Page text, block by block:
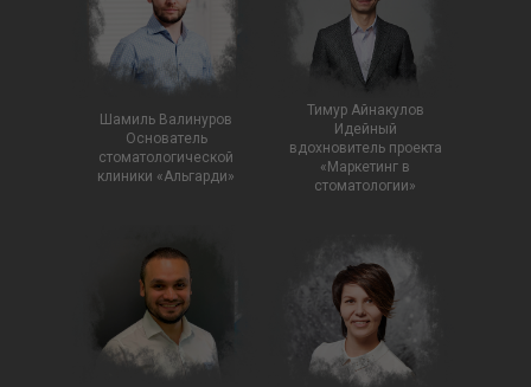
Тимур Айнакулов
Идейный
вдохновитель проекта
«Маркетинг в
стоматологии»
Шамиль Валинуров
Основатель
стоматологической
клиники «Альгарди»